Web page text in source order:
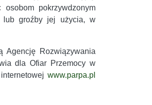
pokrzywdzonym
lub groźby jej użycia, w
Agencję Rozwiązywania
dla Ofiar Przemocy w
www.parpa.pl